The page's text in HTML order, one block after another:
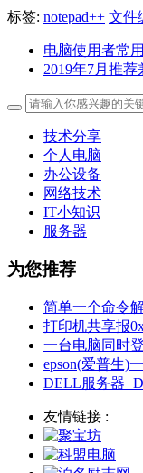
标签: notepad++ 文件
电脑使用者常
2019年7月推
技术分享
个人电脑
办公设备
网络技术
IT小知识
服务器
为您推荐
简单一个命令
打印机共享报
一台电脑同时
epson(爱普生)
DELL服务器
友情链接 :